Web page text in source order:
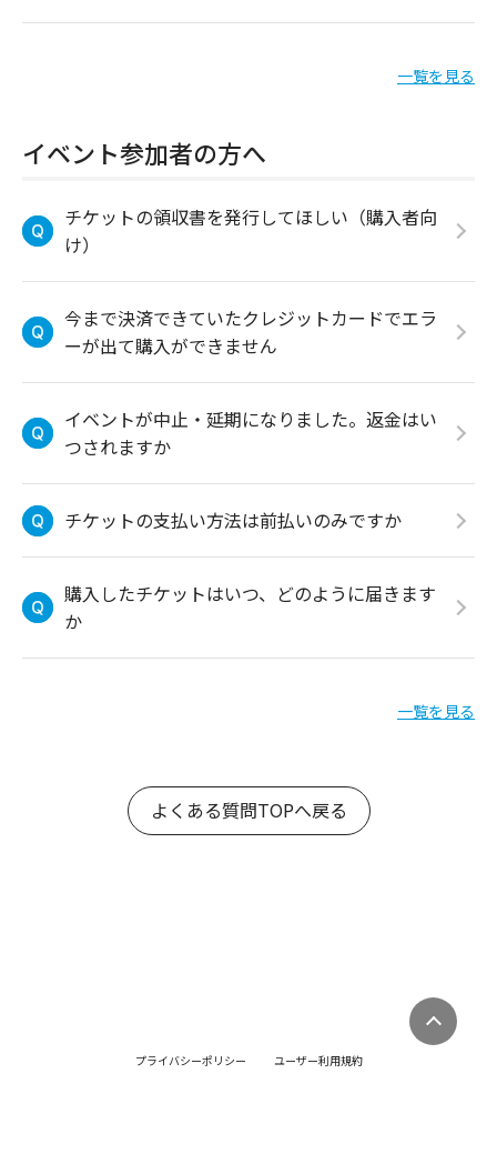
一覧を見る
イベント参加者の方へ
チケットの領収書を発行してほしい（購入者向
け）
今まで決済できていたクレジットカードでエラ
ーが出て購入ができません
イベントが中止・延期になりました。返金はい
つされますか
チケットの支払い方法は前払いのみですか
購入したチケットはいつ、どのように届きます
か
一覧を見る
よくある質問TOPへ戻る
プライバシーポリシー
ユーザー利用規約